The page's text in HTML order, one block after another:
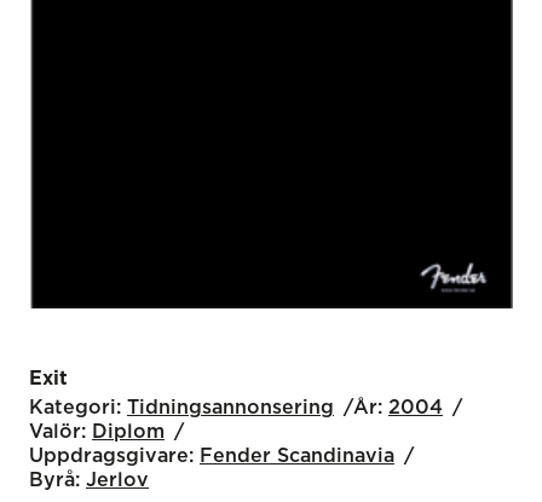
Exit
Kategori: Tidnings­annonsering År: 2004
Valör: Diplom
Uppdragsgivare: Fender Scandinavia
Byrå: Jerlov